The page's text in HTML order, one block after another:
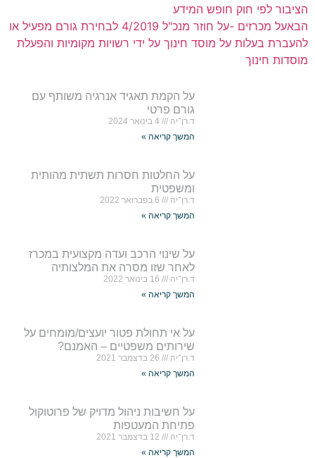
על הקמת תאגיד אנרגיה משותף עם
גורם פרטי
ד.רן־יה
4 בינואר 2024
המשך קריאה »
על החלטות חסרות תשתית מהותית
ומשפטית
ד.רן־יה
6 בפברואר 2022
המשך קריאה »
על שינוי הרכב ועדה מקצועית במכרז
לאחר שזו מסרה את המלצותיה
ד.רן־יה
16 בינואר 2022
המשך קריאה »
על אי תחולת פטור יועצים/מומחים על
שירותים משפטיים – האמנם?
ד.רן־יה
26 בדצמבר 2021
המשך קריאה »
על חשיבות ניהול מדויק של פרוטוקול
פתיחת המעטפות
ד.רן־יה
12 בדצמבר 2021
המשך קריאה »
הציבור לפי חוק חופש המידע
הבא
על מכרזים -על חוזר מנכ"ל 4/2019 לבחירת גורם מפעיל או
להעברת בעלות על מוסד חינוך על ידי רשויות מקומיות והפעלת
מוסדות חינוך